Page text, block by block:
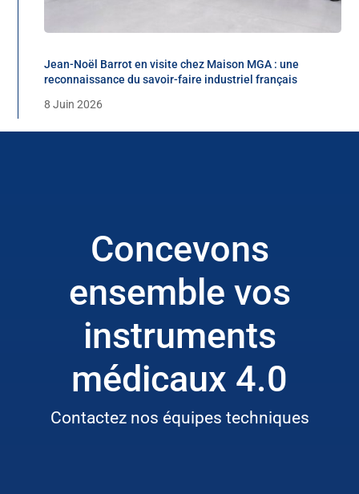
Jean-Noël Barrot en visite chez Maison MGA : une
reconnaissance du savoir-faire industriel français
8 Juin 2026
Concevons
ensemble vos
instruments
médicaux 4.0
Contactez nos équipes techniques